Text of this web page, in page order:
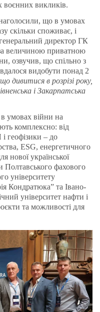
воєнних викликів.
що в умовах
скільки споживає, і
директор ГК
за величиною приватною
озвучив, що спільно з
видобути понад 2
дивитися в розрізі року,
і Закарпатська
умовах війни на
комплексно: від
геофізики – до
ESG, енергетичного
нової української
Полтавського фахового
університету
Кондратюка” та Івано-
університет нафти і
та можливості для